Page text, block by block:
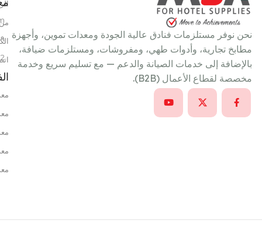
نحن نوفر مستلزمات فنادق عالية الجودة ومعدات تموين، وأجهزة
مطابخ تجارية، وأدوات طهي، ومفروشات، ومستلزمات ضيافة،
بالإضافة إلى خدمات الصيانة والدعم — مع تسليم سريع وخدمة
مخصصة لقطاع الأعمال (B2B).
٩ شارع سعد الدين عمر، خلف بتروجيت، النزهة الجديدة، القاهرة، مصر